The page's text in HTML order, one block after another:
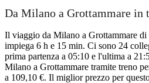
Da Milano a Grottammare in
Il viaggio da Milano a Grottammare
impiega 6 h e 15 min. Ci sono 24
prima partenza a 05:10 e l'ultima a
Milano a Grottammare tramite treno
a 109,10 €. Il miglior prezzo per